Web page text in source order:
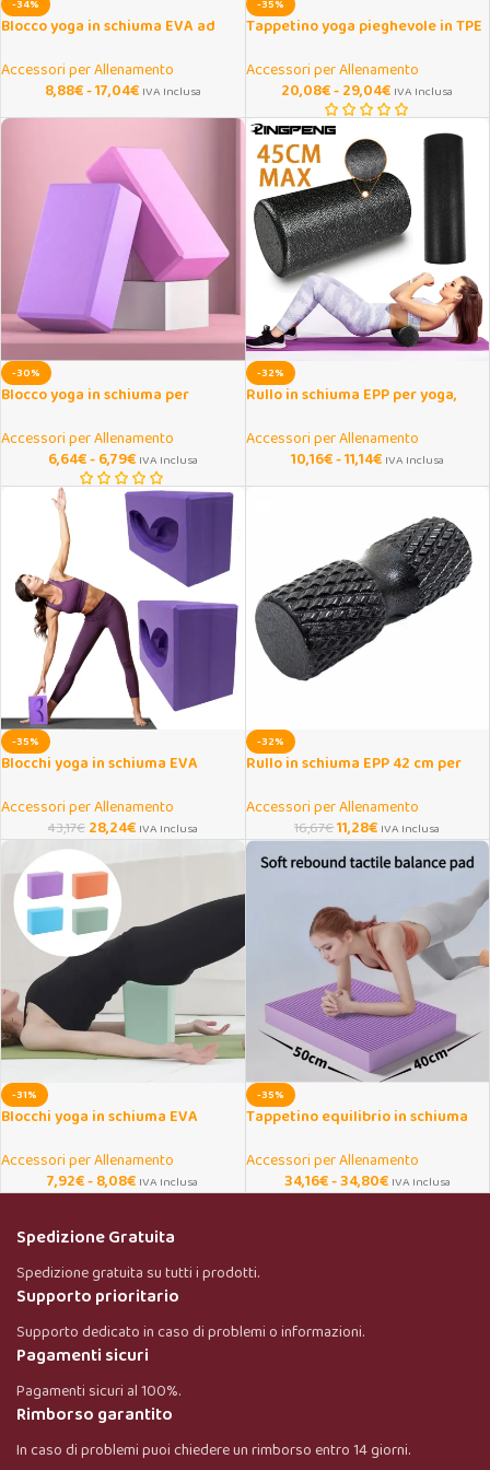
-34%
Blocco yoga in schiuma EVA ad
Accessori per Allenamento
8,88€-17,04€ IVA Inclusa
-35%
Tappetino yoga pieghevole in TPE
Accessori per Allenamento
20,08€-29,04€ IVA Inclusa
-30%
Blocco yoga in schiuma per
Accessori per Allenamento
6,64€-6,79€ IVA Inclusa
-32%
Rullo in schiuma EPP per yoga,
Accessori per Allenamento
10,16€-11,14€ IVA Inclusa
-35%
Blocchi yoga in schiuma EVA
Accessori per Allenamento
43,17€ 28,24€ IVA Inclusa
-32%
Rullo in schiuma EPP 42 cm per
Accessori per Allenamento
16,67€11,28€ IVA Inclusa
-31%
Blocchi yoga in schiuma EVA
Accessori per Allenamento
7,92€-8,08€ IVA Inclusa
-35%
Tappetino equilibrio in schiuma
Accessori per Allenamento
34,16€-34,80€ IVA Inclusa
Spedizione Gratuita
Spedizione gratuita su tutti i prodotti.
Supporto prioritario
Supporto dedicato in caso di problemi o informazioni.
Pagamenti sicuri
Pagamenti sicuri al 100%.
Rimborso garantito
In caso di problemi puoi chiedere un rimborso entro 14 giorni.